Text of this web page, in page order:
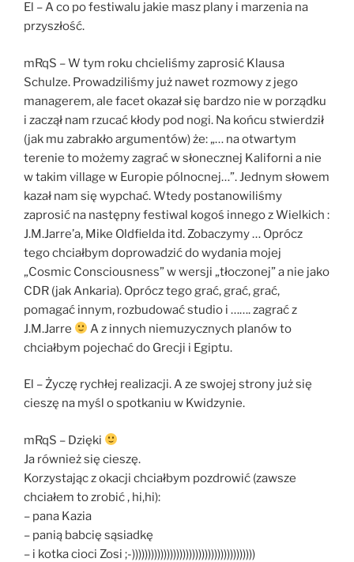
El – A co po festiwalu jakie masz plany i marzenia na
przyszłość.
mRqS – W tym roku chcieliśmy zaprosić Klausa
Schulze. Prowadziliśmy już nawet rozmowy z jego
managerem, ale facet okazał się bardzo nie w porządku
i zaczął nam rzucać kłody pod nogi. Na końcu stwierdził
(jak mu zabrakło argumentów) że: „… na otwartym
terenie to możemy zagrać w słonecznej Kaliforni a nie
w takim village w Europie pólnocnej…”. Jednym słowem
kazał nam się wypchać. Wtedy postanowiliśmy
zaprosić na następny festiwal kogoś innego z Wielkich :
J.M.Jarre’a, Mike Oldfielda itd. Zobaczymy … Oprócz
tego chciałbym doprowadzić do wydania mojej
„Cosmic Consciousness” w wersji „tłoczonej” a nie jako
CDR (jak Ankaria). Oprócz tego grać, grać, grać,
pomagać innym, rozbudować studio i ……. zagrać z
J.M.Jarre
A z innych niemuzycznych planów to
chciałbym pojechać do Grecji i Egiptu.
El – Życzę rychłej realizacji. A ze swojej strony już się
cieszę na myśl o spotkaniu w Kwidzynie.
mRqS – Dzięki
Ja również się cieszę.
Korzystając z okacji chciałbym pozdrowić (zawsze
chciałem to zrobić , hi,hi):
– pana Kazia
– panią babcię sąsiadkę
– i kotka cioci Zosi ;-)))))))))))))))))))))))))))))))))))))))